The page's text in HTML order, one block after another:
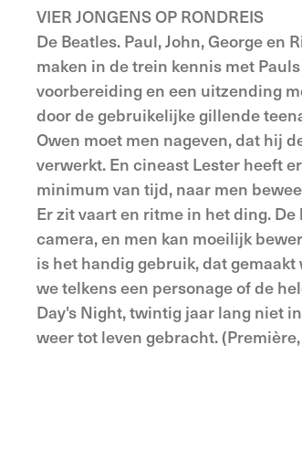
VIER JONGENS OP RONDREIS
De Beatles. Paul, John, George en
maken in de trein kennis met
voorbereiding en een uitzending
door de gebruikelijke gillende
Owen moet men nageven, dat hij
verwerkt. En cineast Lester heeft
minimum van tijd, naar men
Er zit vaart en ritme in het ding.
camera, en men kan moeilijk
is het handig gebruik, dat
we telkens een personage of de
Day's Night, twintig jaar lang niet
weer tot leven gebracht.